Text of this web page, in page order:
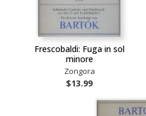
Frescobaldi: Fuga in sol
minore
Zongora
$13.99